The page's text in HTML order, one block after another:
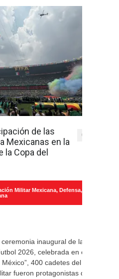
de las
Mexicanas en la
la Copa del
0
Militar Mexicana, Defensa,
inaugural de la
2026, celebrada en el
400 cadetes del
fueron protagonistas de